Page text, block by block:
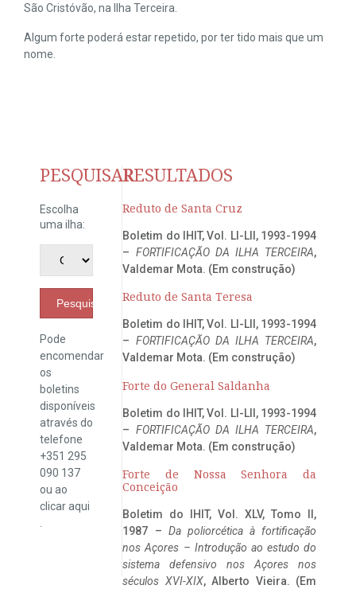
São Cristóvão, na Ilha Terceira.
Algum forte poderá estar repetido, por ter tido mais que um
nome.
PESQUISAR
Escolha
uma ilha:
Pesquisar
Pode
encomendar
os
boletins
disponíveis
através do
telefone
+351 295
090 137
ou ao
clicaraqui
RESULTADOS
Reduto de Santa Cruz
Boletim do IHIT, Vol. LI-LII, 1993-1994
– FORTIFICAÇÃO DA ILHA TERCEIRA,
Valdemar Mota. (Em construção)
Reduto de Santa Teresa
Boletim do IHIT, Vol. LI-LII, 1993-1994
– FORTIFICAÇÃO DA ILHA TERCEIRA,
Valdemar Mota. (Em construção)
Forte do General Saldanha
Boletim do IHIT, Vol. LI-LII, 1993-1994
– FORTIFICAÇÃO DA ILHA TERCEIRA,
Valdemar Mota. (Em construção)
Forte de Nossa Senhora da
Conceição
Boletim do IHIT, Vol. XLV, Tomo II,
1987 – Da poliorcética à fortificação
nos Açores – Introdução ao estudo do
sistema defensivo nos Açores nos
séculos XVI-XIX, Alberto Vieira. (Em